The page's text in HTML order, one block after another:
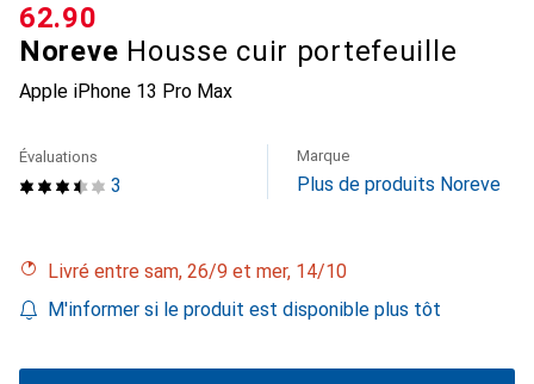
Noreve Housse cuir portefeuille
Apple iPhone 13 Pro Max
CHF
62.90
3
Évaluations Marque
Plus de produits Noreve
Livré entre sam, 26/9 et mer, 14/10
M'informer si le produit est disponible plus tôt